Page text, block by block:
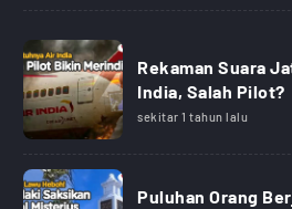
Rekaman Suara
India, Salah Pilot?
sekitar 1 tahun lalu
Puluhan Orang